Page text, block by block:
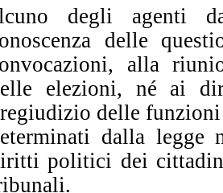
degli agenti
delle
alla
elezioni, né ai
delle
dalla
politici dei